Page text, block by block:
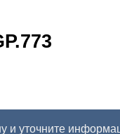
и уточните